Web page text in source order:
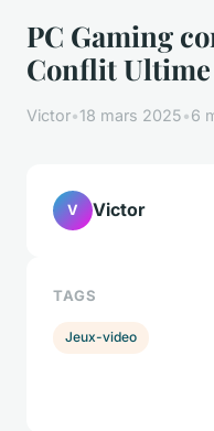
PC Gaming
Conflit
Victor•18 mars 2025•6
V Victor
TAGS
Jeux-video